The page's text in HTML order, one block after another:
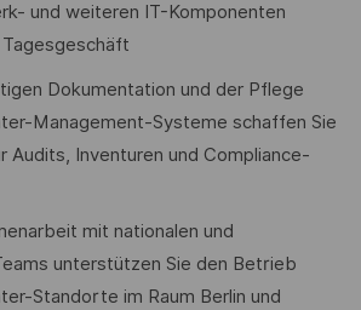
und weiteren IT-Komponenten
Dokumentation und der Pflege
Management-Systeme schaffen Sie
Audits, Inventuren und Compliance-
mit nationalen und
unterstützen Sie den Betrieb
Standorte im Raum Berlin und